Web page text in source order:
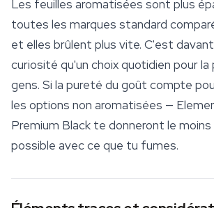
Les feuilles aromatisées sont plus
toutes les marques standard
et elles brûlent plus vite. C'est
curiosité qu'un choix quotidien pour
gens. Si la pureté du goût compte
les options non aromatisées —
Premium Black te donneront le
possible avec ce que tu fumes.